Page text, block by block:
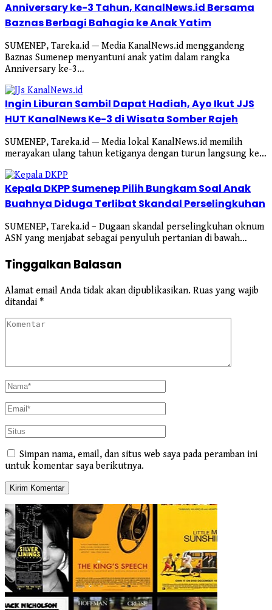
Anniversary ke-3 Tahun, KanalNews.id Bersama
Baznas Berbagi Bahagia ke Anak Yatim
SUMENEP, Tareka.id — Media KanalNews.id menggandeng
Baznas Sumenep menyantuni anak yatim dalam rangka
Anniversary ke-3…
Ingin Liburan Sambil Dapat Hadiah, Ayo Ikut JJS
HUT KanalNews Ke-3 di Wisata Somber Rajeh
SUMENEP, Tareka.id — Media lokal KanalNews.id memilih
merayakan ulang tahun ketiganya dengan turun langsung ke…
Kepala DKPP Sumenep Pilih Bungkam Soal Anak
Buahnya Diduga Terlibat Skandal Perselingkuhan
SUMENEP, Tareka.id – Dugaan skandal perselingkuhan oknum
ASN yang menjabat sebagai penyuluh pertanian di bawah…
Tinggalkan Balasan
Alamat email Anda tidak akan dipublikasikan. Ruas yang wajib
ditandai *
Simpan nama, email, dan situs web saya pada peramban ini
untuk komentar saya berikutnya.